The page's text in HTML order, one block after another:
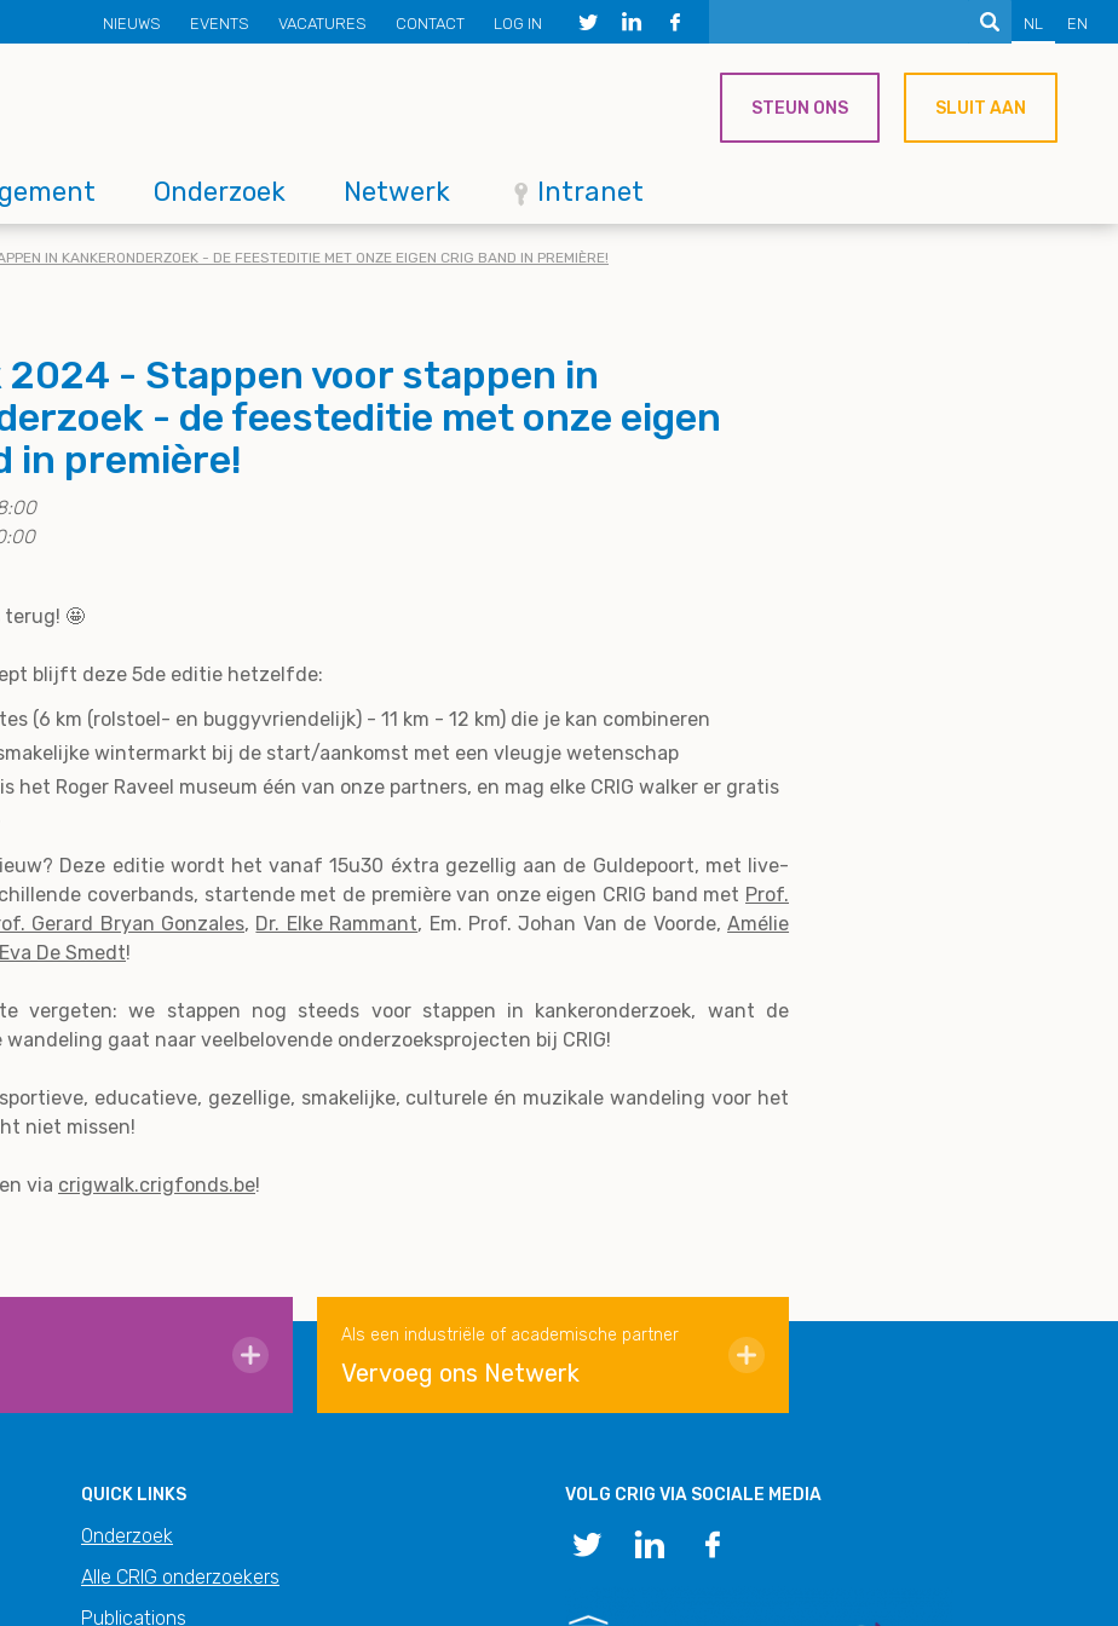
NL EN
Secondary
menu
NIEUWS EVENTS VACATURES CONTACT LOG IN
Onderzoek Netwerk Intranet
STEUN ONS SLUIT AAN
IN KANKERONDERZOEK - DE FEESTEDITIE MET ONZE EIGEN CRIG BAND IN PREMIÈRE!
2024 - Stappen voor stappen in
- de feesteditie met onze eigen
in première!
terug! 🤩
blijft deze 5de editie hetzelfde:
(6 km (rolstoel- en buggyvriendelijk) - 11 km - 12 km) die je kan combineren
wintermarkt bij de start/aankomst met een vleugje wetenschap
het Roger Raveel museum één van onze partners, en mag elke CRIG walker er gratis
Deze editie wordt het vanaf 15u30 éxtra gezellig aan de Guldepoort, met live-
coverbands, startende met de première van onze eigen CRIG band met Prof.
Gerard Bryan Gonzales, Dr. Elke Rammant, Em. Prof. Johan Van de Voorde,Amélie
Eva De Smedt!
vergeten: we stappen nog steeds voor stappen in kankeronderzoek, want de
gaat naar veelbelovende onderzoeksprojecten bij CRIG!
educatieve, gezellige, smakelijke, culturele én muzikale wandeling voor het
niet missen!
via crigwalk.crigfonds.be!
Als een industriële of academische partner
Vervoeg ons Netwerk
QUICK LINKS
Onderzoek
Alle CRIG onderzoekers
Publications
VOLG CRIG VIA SOCIALE MEDIA